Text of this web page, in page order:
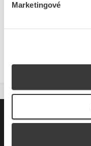
Marketingové
Pro zákazníky